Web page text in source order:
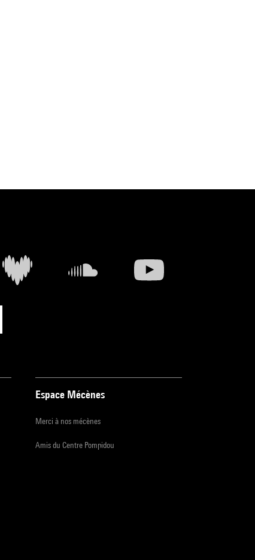
Espace Mécènes
Merci à nos mécènes
Amis du Centre Pompidou